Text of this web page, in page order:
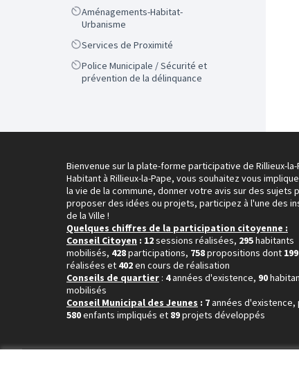
Scope
Aménagements-Habitat-
Urbanisme
ScopeServices de Proximité
Scope
Police Municipale / Sécurité et
prévention de la délinquance
Bienvenue sur la plate-forme participative de Rillieux-la-
Habitant à Rillieux-la-Pape, vous souhaitez vous
la vie de la commune, donner votre avis sur des sujets
proposer des idées ou projets, participez à l'une des
de la Ville !
Quelques chiffres de la participation citoyenne :
Conseil Citoyen : 12sessions réalisées, 295habitants
mobilisés, 428participations, 758propositions dont 199
réalisées et 402en cours de réalisation
Conseils de quartier : 4années d'existence, 90
mobilisés
Conseil Municipal des Jeunes : 7années d'existence,
580enfants impliqués et 89projets développés